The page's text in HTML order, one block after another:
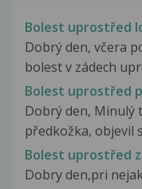
Bolest uprostřed
Dobrý den, včera
bolest v zádech
Bolest uprostřed
Dobrý den, Minulý
předkožka, objevil
Bolest uprostřed
Dobry den,pri